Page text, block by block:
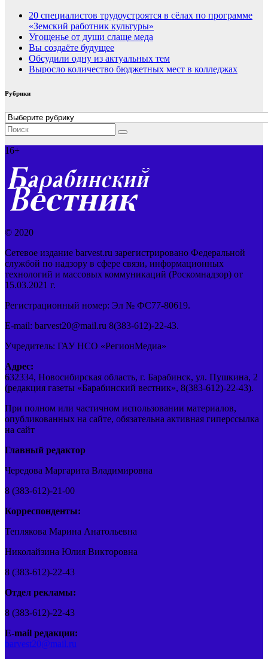
20 специалистов трудоустроятся в сёлах по программе
«Земский работник культуры»
Угощенье от души слаще меда
Вы создаёте будущее
Обсудили одну из актуальных тем
Выросло количество бюджетных мест в колледжах
Рубрики
Рубрики
16+
© 2020
Сетевое издание barvest.ru зарегистрировано Федеральной
службой по надзору в сфере связи, информационных
технологий и массовых коммуникаций (Роскомнадзор) от
15.03.2021 г.
Регистрационный номер: Эл № ФС77-80619.
E-mail: barvest20@mail.ru 8(383-612)-22-43.
Учредитель: ГАУ НСО «РегионМедиа»
Адрес:
632334, Новосибирская область, г. Барабинск, ул. Пушкина, 2
(редакция газеты «Барабинский вестник», 8(383-612)-22-43).
При полном или частичном использовании материалов,
опубликованных на сайте, обязательна активная гиперссылка
на сайт
Главный редактор
Чередова Маргарита Владимировна
8 (383-612)-21-00
Корреспонденты:
Теплякова Марина Анатольевна
Николайзина Юлия Викторовна
8 (383-612)-22-43
Отдел рекламы:
8 (383-612)-22-43
E-mail редакции:
barvest20@mail.ru